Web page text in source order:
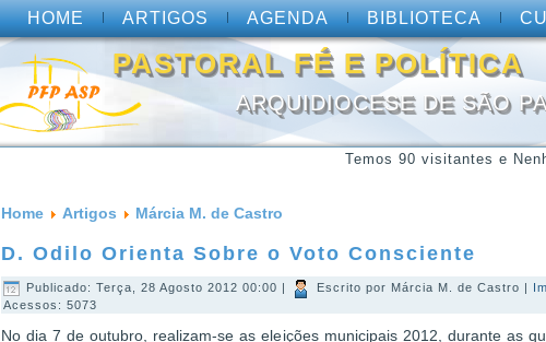
HOME ARTIGOS AGENDA BIBLIOTECA
PASTORAL FÉ E POLÍTICA
ARQUIDIOCESE DE SÃO
Temos 90 visitantes e
Home Artigos Márcia M. de Castro
D. Odilo Orienta Sobre o Voto Consciente
Publicado: Terça, 28 Agosto 2012 00:00 | Escrito por Márcia M. de Castro |
Acessos: 5073
No dia 7 de outubro, realizam-se as eleições municipais 2012, durante as